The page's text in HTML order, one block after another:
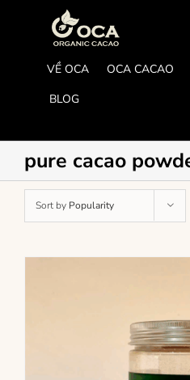
VỀ OCA OCA CACAO
BLOG
pure cacao
Sort by Popularity